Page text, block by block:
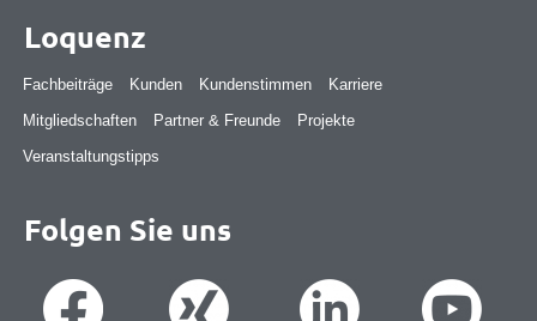
Loquenz
Fachbeiträge Kunden Kundenstimmen
Karriere
Mitgliedschaften
Partner & Freunde
Projekte
Veranstaltungstipps
Folgen Sie uns